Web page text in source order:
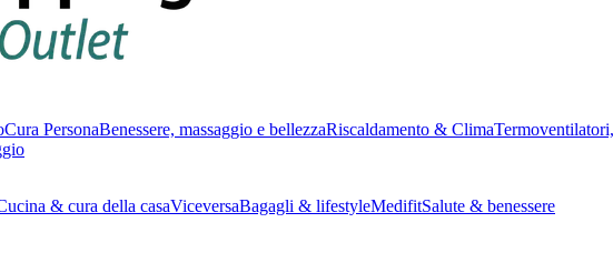
Cura PersonaBenessere, massaggio e bellezzaRiscaldamento & Clima
& cura della casaViceversaBagagli & lifestyleMedifitSalute & benessere